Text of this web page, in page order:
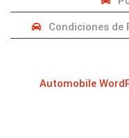
Condiciones de
Automobile